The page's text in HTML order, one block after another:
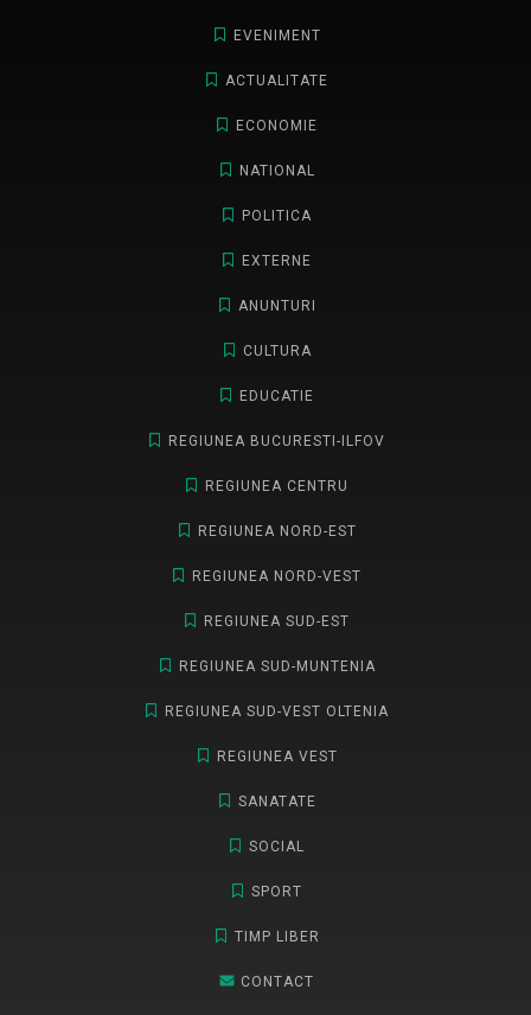
EVENIMENT
ACTUALITATE
ECONOMIE
NATIONAL
POLITICA
EXTERNE
ANUNTURI
CULTURA
EDUCATIE
REGIUNEA BUCURESTI-ILFOV
REGIUNEA CENTRU
REGIUNEA NORD-EST
REGIUNEA NORD-VEST
REGIUNEA SUD-EST
REGIUNEA SUD-MUNTENIA
REGIUNEA SUD-VEST OLTENIA
REGIUNEA VEST
SANATATE
SOCIAL
SPORT
TIMP LIBER
CONTACT